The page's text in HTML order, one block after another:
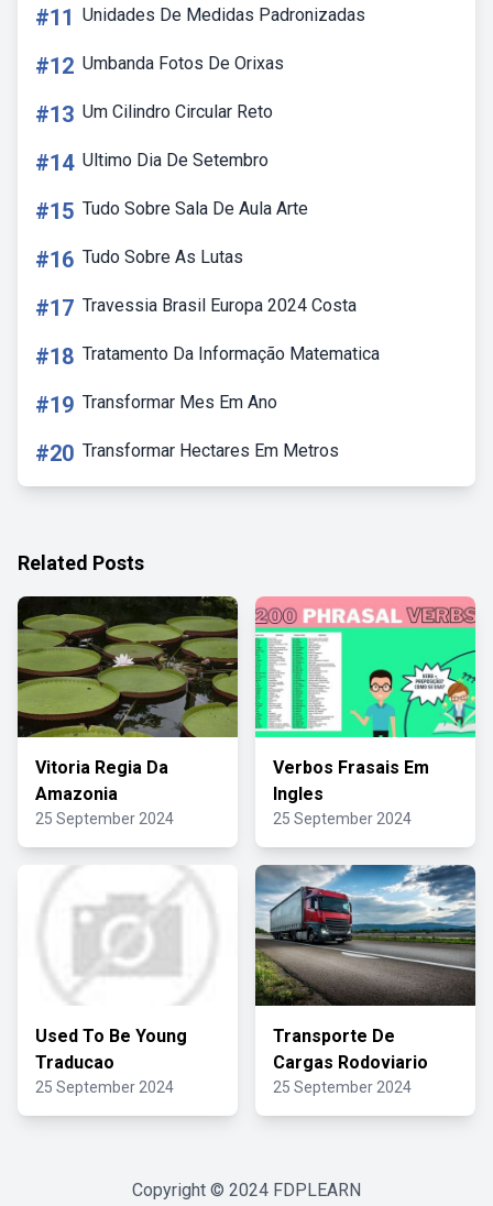
#11 Unidades De Medidas Padronizadas
#12 Umbanda Fotos De Orixas
#13 Um Cilindro Circular Reto
#14 Ultimo Dia De Setembro
#15 Tudo Sobre Sala De Aula Arte
#16 Tudo Sobre As Lutas
#17 Travessia Brasil Europa 2024 Costa
#18 Tratamento Da Informação Matematica
#19 Transformar Mes Em Ano
#20 Transformar Hectares Em Metros
Related Posts
Vitoria Regia Da
Amazonia
25 September 2024
Verbos Frasais Em
Ingles
25 September 2024
Used To Be Young
Traducao
25 September 2024
Transporte De
Cargas Rodoviario
25 September 2024
Copyright © 2024 FDPLEARN